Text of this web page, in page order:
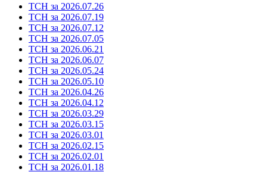
ТСН за 2026.07.26
ТСН за 2026.07.19
ТСН за 2026.07.12
ТСН за 2026.07.05
ТСН за 2026.06.21
ТСН за 2026.06.07
ТСН за 2026.05.24
ТСН за 2026.05.10
ТСН за 2026.04.26
ТСН за 2026.04.12
ТСН за 2026.03.29
ТСН за 2026.03.15
ТСН за 2026.03.01
ТСН за 2026.02.15
ТСН за 2026.02.01
ТСН за 2026.01.18